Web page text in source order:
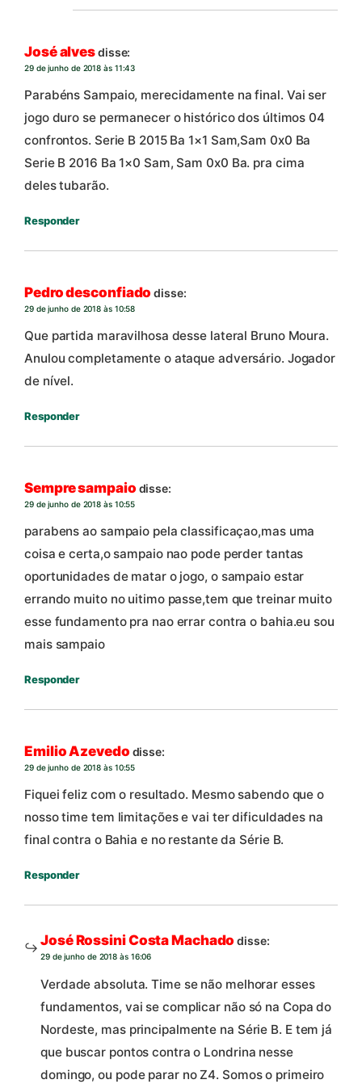
José alvesdisse:
29 de junho de 2018 às 11:43
Parabéns Sampaio, merecidamente na final. Vai ser
jogo duro se permanecer o histórico dos últimos 04
confrontos. Serie B 2015 Ba 1×1 Sam,Sam 0x0 Ba
Serie B 2016 Ba 1×0 Sam, Sam 0x0 Ba. pra cima
deles tubarão.
Responder
Pedro desconfiado disse:
29 de junho de 2018 às 10:58
Que partida maravilhosa desse lateral Bruno Moura.
Anulou completamente o ataque adversário. Jogador
de nível.
Responder
Sempre sampaio disse:
29 de junho de 2018 às 10:55
parabens ao sampaio pela classificaçao,mas uma
coisa e certa,o sampaio nao pode perder tantas
oportunidades de matar o jogo, o sampaio estar
errando muito no uitimo passe,tem que treinar muito
esse fundamento pra nao errar contra o bahia.eu sou
mais sampaio
Responder
Emilio Azevedo disse:
29 de junho de 2018 às 10:55
Fiquei feliz com o resultado. Mesmo sabendo que o
nosso time tem limitações e vai ter dificuldades na
final contra o Bahia e no restante da Série B.
Responder
José Rossini Costa Machado disse:
29 de junho de 2018 às 16:06
Verdade absoluta. Time se não melhorar esses
fundamentos, vai se complicar não só na Copa do
Nordeste, mas principalmente na Série B. E tem já
que buscar pontos contra o Londrina nesse
domingo, ou pode parar no Z4. Somos o primeiro